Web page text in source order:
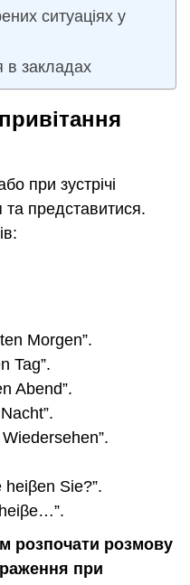
ситуаціях у
в закладах
при зустрічі
та представитися.
Morgen”.
Tag”.
Abend”.
heiβen Sie?”.
розпочати розмову
при